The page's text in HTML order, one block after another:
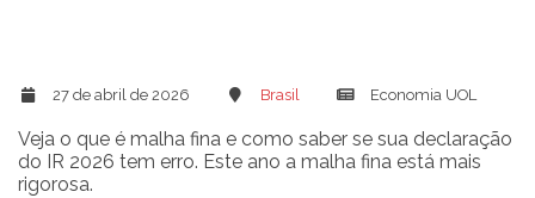
27 de abril de 2026 Brasil Economia UOL
Veja o que é malha fina e como saber se sua declaração
do IR 2026 tem erro. Este ano a malha fina está mais
rigorosa.